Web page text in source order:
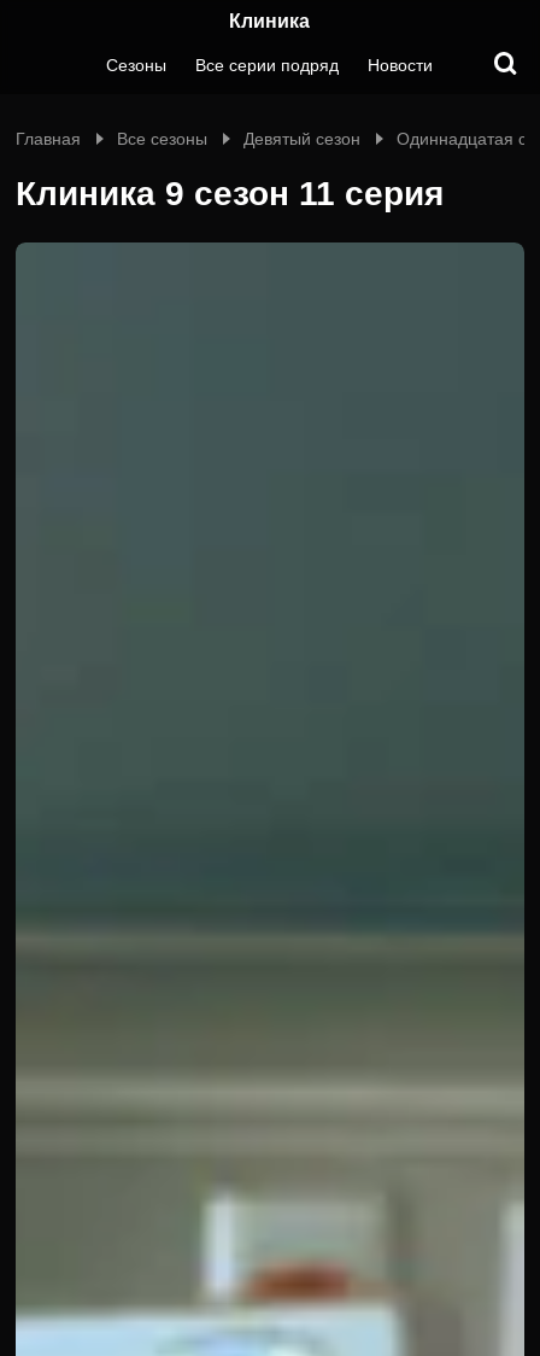
Клиника
Сезоны Все серии подряд Новости
Главная Все сезоны Девятый сезон Одиннадцатая
Клиника 9 сезон 11 серия